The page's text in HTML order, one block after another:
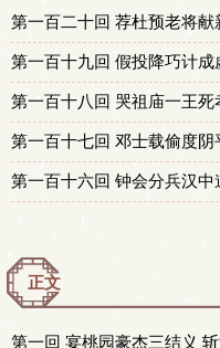
第一百二十回 荐杜预老将
第一百十九回 假投降巧计
第一百十八回 哭祖庙一王死
第一百十七回 邓士载偷度
第一百十六回 钟会分兵汉中
正文
第一回 宴桃园豪杰三结义